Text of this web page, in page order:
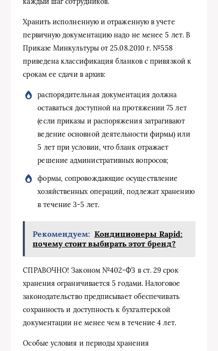
Хранить исполненную и отраженную в учете
первичную документацию надо не менее 5 лет. В
Приказе Минкультуры от 25.08.2010 г. №558
приведена классификация бланков с привязкой к
срокам ее сдачи в архив:
распорядительная документация должна
оставаться доступной на протяжении 75 лет
(если приказы и распоряжения затрагивают
ведение основной деятельности фирмы) или
5 лет при условии, что бланк отражает
решение административных вопросов;
формы, сопровождающие осуществление
хозяйственных операций, подлежат хранению
в течение 3-5 лет.
Рекомендуем: Кондиционеры Rapid:
почему стоит выбирать этот бренд?
СПРАВОЧНО! Законом №402-ФЗ в ст. 29 срок
хранения ограничивается 5 годами. Налоговое
законодательство предписывает обеспечивать
сохранность и доступность к бухгалтерской
документации не менее чем в течение 4 лет.
Особые условия и периоды хранения